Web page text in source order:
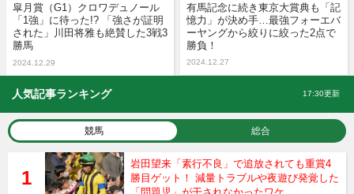
皐月賞（G1）クロワデュノール
「1強」に待った!? 「強さが証明
された」川田将雅も絶賛した3戦3
勝馬
2024.12.29
有馬記念に続き東京大賞典も「記
憶力」が決め手…最強フォーエバ
ーヤングから絞りに絞った2点で
勝負！
2024.12.27
人気記事ランキング 17:30更新
競馬 総合
岩田望来「素行不良」で追放されても重賞4
勝目ゲット！ 減量トラブルや夜遊び発覚した